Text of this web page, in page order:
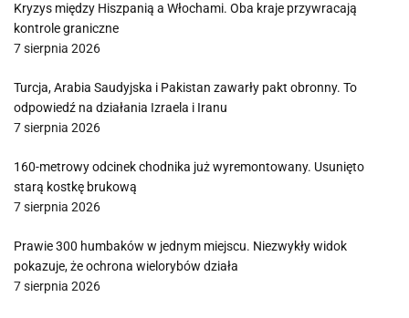
Kryzys między Hiszpanią a Włochami. Oba kraje przywracają
kontrole graniczne
7 sierpnia 2026
Turcja, Arabia Saudyjska i Pakistan zawarły pakt obronny. To
odpowiedź na działania Izraela i Iranu
7 sierpnia 2026
160-metrowy odcinek chodnika już wyremontowany. Usunięto
starą kostkę brukową
7 sierpnia 2026
Prawie 300 humbaków w jednym miejscu. Niezwykły widok
pokazuje, że ochrona wielorybów działa
7 sierpnia 2026